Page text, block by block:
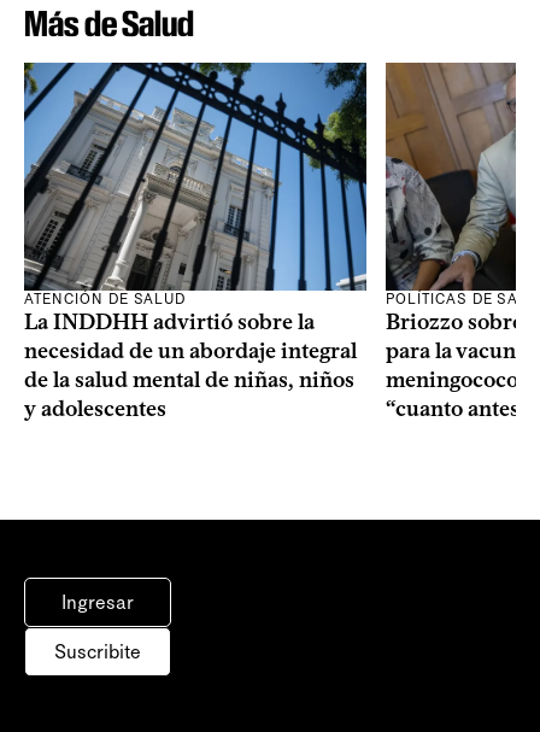
Más de Salud
ATENCIÓN DE SALUD
La INDDHH advirtió sobre la
necesidad de un abordaje integral
de la salud mental de niñas, niños
y adolescentes
POLÍTICAS DE
Briozzo sobre
para la vacuna
meningococo:
“cuanto antes
Ingresar
Suscribite